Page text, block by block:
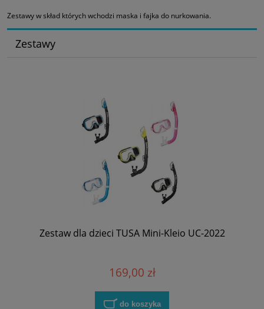
Zestawy w skład których wchodzi maska i fajka do nurkowania.
Zestawy
Zestaw dla dzieci TUSA Mini-Kleio UC-2022
169,00 zł
do koszyka